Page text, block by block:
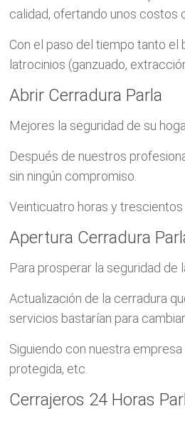
calidad, ofertando unos costos
Con el paso del tiempo tanto
latrocinios (ganzuado,
Abrir Cerradura Parla
Mejores la seguridad de su
Después de nuestros
sin ningún compromiso.
Veinticuatro horas y
Apertura Cerradura
Para prosperar la seguridad de
Actualización de la cerradura
servicios bastarían para
Siguiendo con nuestra
protegida, etc.
Cerrajeros 24 Horas